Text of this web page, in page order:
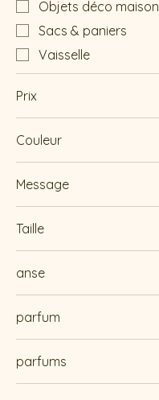
Objets déco maison
Sacs & paniers
Vaisselle
Prix
0 €
Couleur
Message
Joyeux Noël
La vie est remplie de
petits bonheurs
est celui qu'on
Taille
M
anse
sans
parfum
monoï
parfums